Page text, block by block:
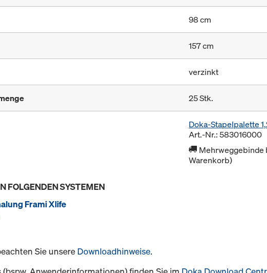
98 cm
157 cm
verzinkt
25 Stk.
Doka-Stapelpalette
Art.-Nr.: 583016000
Mehrweggebinde
Warenkorb)
FOLGENDEN SYSTEMEN
Frami Xlife
Sie unsere Downloadhinweise.